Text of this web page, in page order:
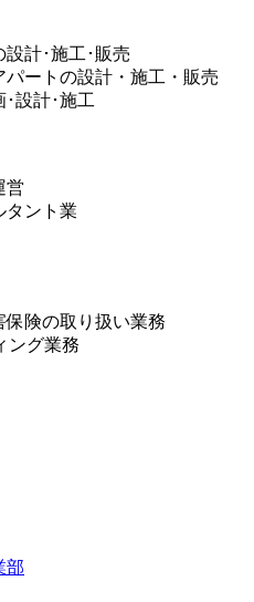
計･施工･販売
パートの設計・施工・販売
･設計･施工
営
タント業
保険の取り扱い業務
ング業務
部